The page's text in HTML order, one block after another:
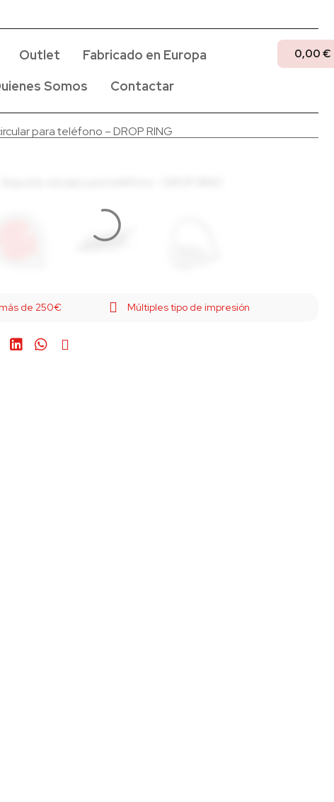
Outlet
Fabricado en Europa
Somos Contactar
0,00 €
para teléfono – DROP RING
de 250€ Múltiples tipo de impresión